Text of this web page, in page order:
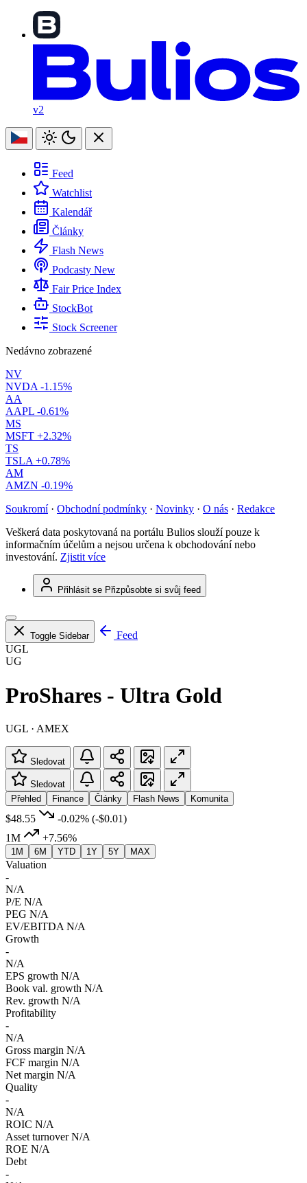
v2
Feed
Watchlist
Kalendář
Články
Flash News
Podcasty New
Fair Price Index
StockBot
Stock Screener
Nedávno zobrazené
NV
NVDA -1.15%
AA
AAPL -0.61%
MS
MSFT +2.32%
TS
TSLA +0.78%
AM
AMZN -0.19%
Soukromí · Obchodní podmínky · Novinky · O nás · Redakce
Veškerá data poskytovaná na portálu Bulios slouží pouze k
informačním účelům a nejsou určena k obchodování nebo
investování. Zjistit více
Přihlásit se Přizpůsobte si svůj feed
Toggle Sidebar
Feed
UGL
UG
ProShares - Ultra Gold
UGL · AMEX
Sledovat
Sledovat
Přehled
Finance Články Flash News Komunita
$48.55 -0.02% (-$0.01)
1M
+7.56%
1M 6M YTD 1Y 5Y MAX
Valuation
-
N/A
P/E N/A
PEG N/A
EV/EBITDA N/A
Growth
-
N/A
EPS growth N/A
Book val. growth N/A
Rev. growth N/A
Profitability
-
N/A
Gross margin N/A
FCF margin N/A
Net margin N/A
Quality
-
N/A
ROIC N/A
Asset turnover N/A
ROE N/A
Debt
-